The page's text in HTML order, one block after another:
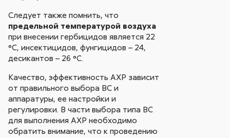
Следует также помнить, что
предельной температурой воздуха
при внесении гербицидов является 22
°С, инсектицидов, фунгицидов – 24,
десикантов – 26 °С.
Качество, эффективность АХР зависит
от правильного выбора ВС и
аппаратуры, ее настройки и
регулировки. В части выбора типа ВС
для выполнения АХР необходимо
обратить внимание, что к проведению